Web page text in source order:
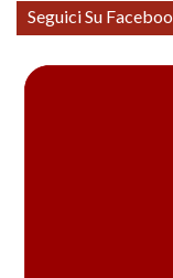
Seguici Su